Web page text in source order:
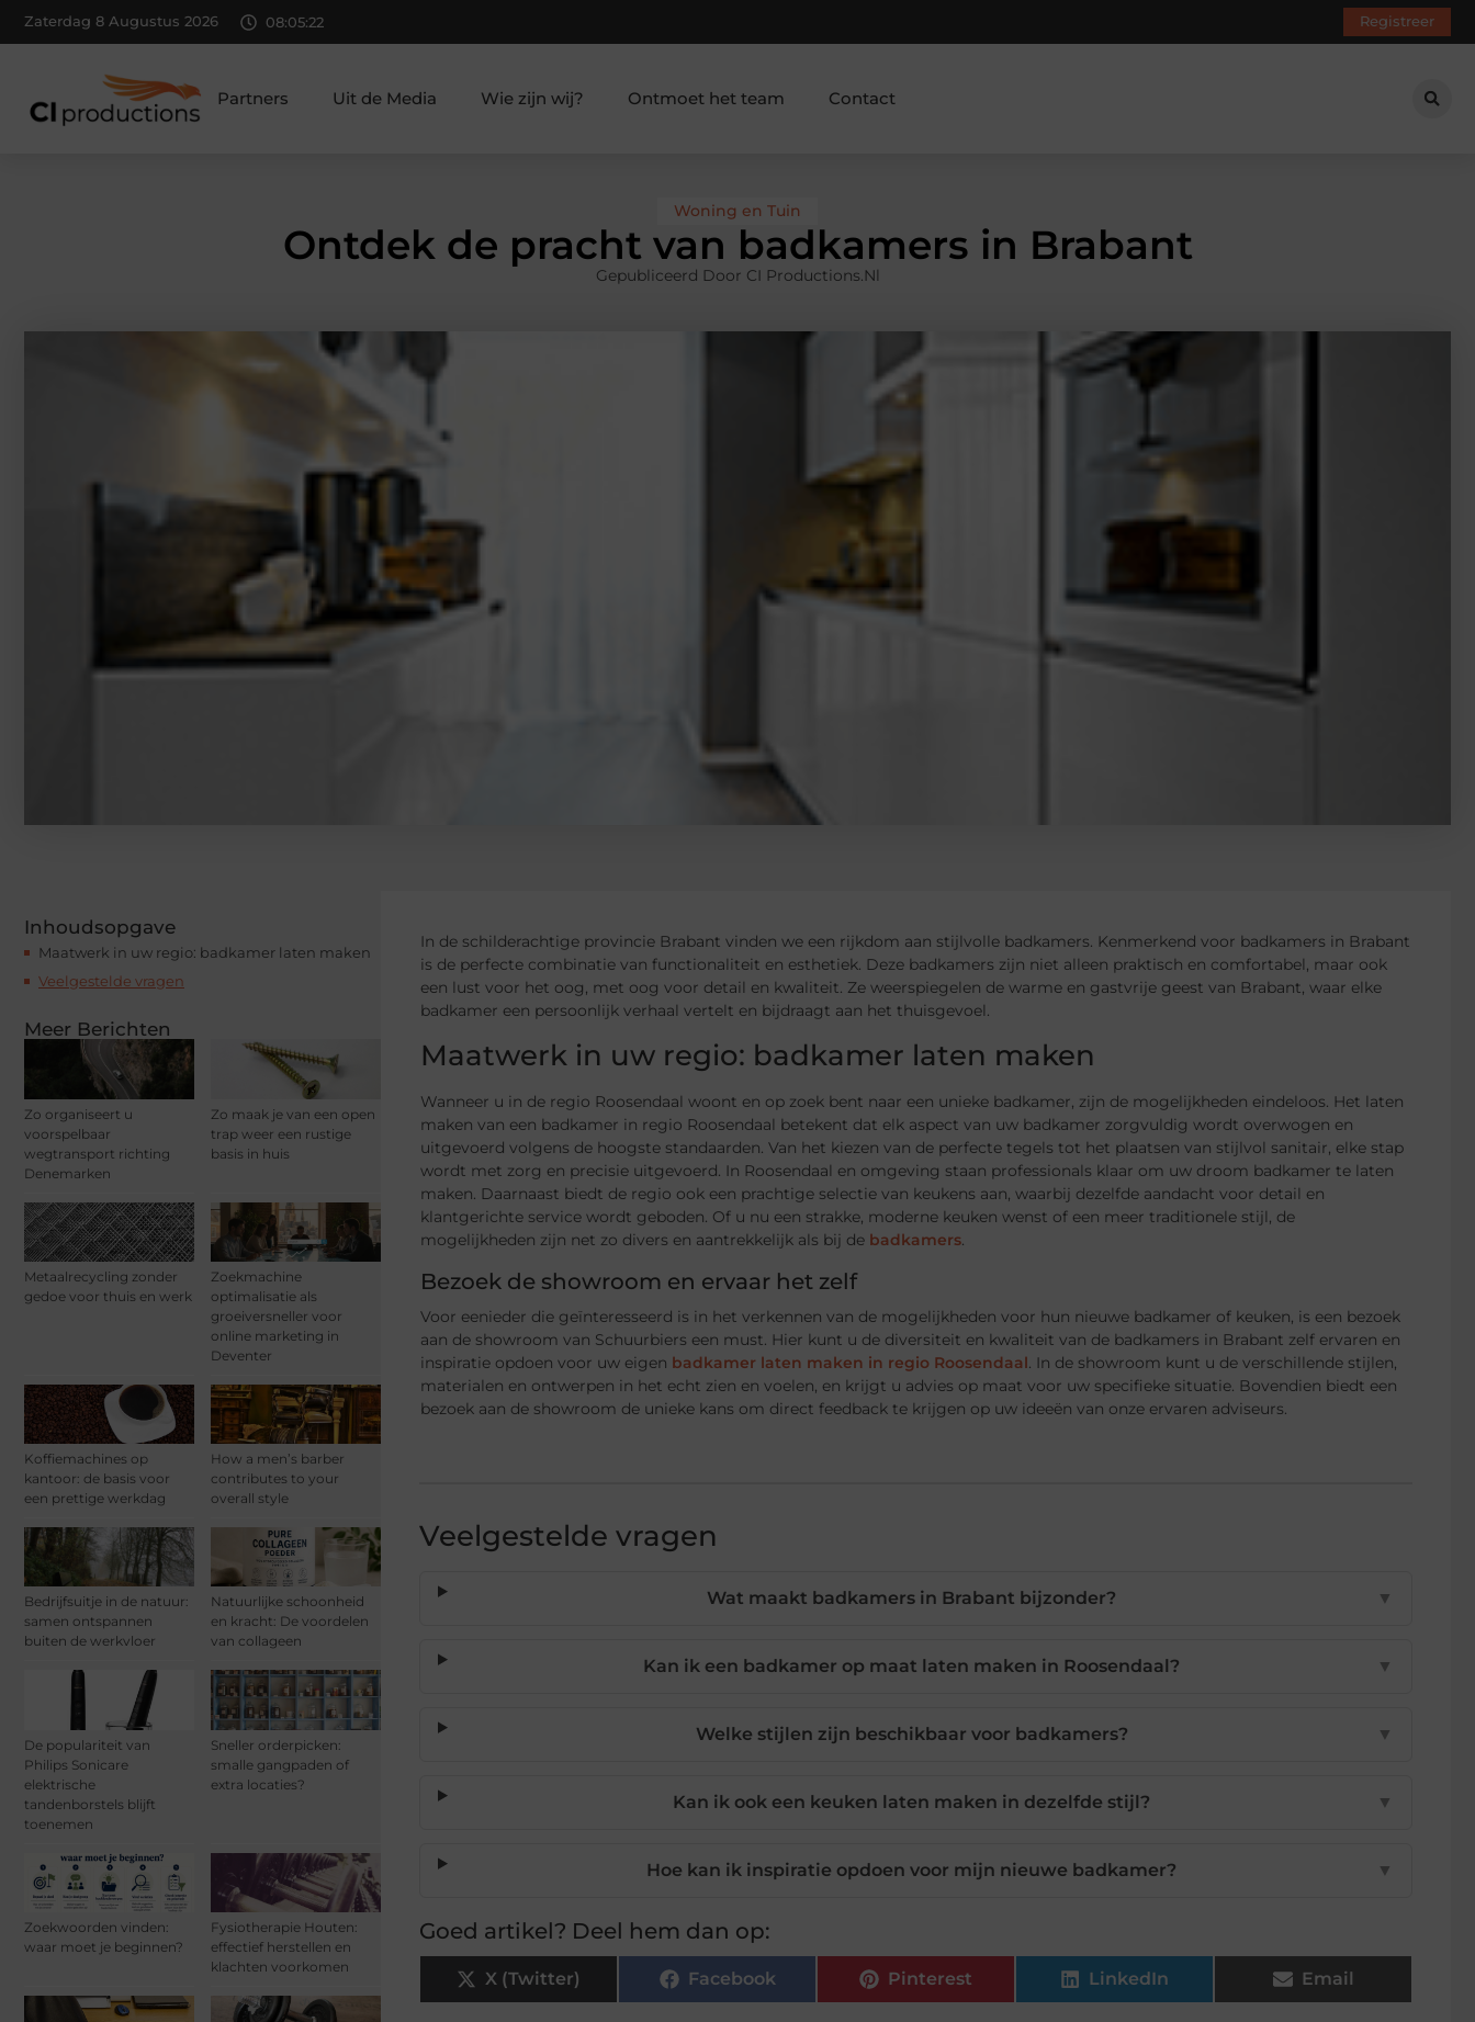
Zaterdag 8 Augustus 2026 08:05:24 Registreer
Partners Uit de Media Wie zijn wij? Ontmoet het team Contact
Woning en Tuin
Ontdek de pracht van badkamers in Brabant
Gepubliceerd Door CI Productions.nl
Inhoudsopgave
Maatwerk in uw regio: badkamer laten maken
Veelgestelde vragen
Meer Berichten
Zo organiseert u
voorspelbaar
wegtransport richting
Denemarken
Zo maak je van een open
trap weer een rustige
basis in huis
Metaalrecycling zonder
gedoe voor thuis en werk
Zoekmachine
optimalisatie als
groeiversneller voor
online marketing in
Deventer
Koffiemachines op
kantoor: de basis voor
een prettige werkdag
How a men’s barber
contributes to your
overall style
Bedrijfsuitje in de natuur:
samen ontspannen
buiten de werkvloer
Natuurlijke schoonheid
en kracht: De voordelen
van collageen
De populariteit van
Philips Sonicare
elektrische
tandenborstels blijft
toenemen
Sneller orderpicken:
smalle gangpaden of
extra locaties?
Zoekwoorden vinden:
waar moet je beginnen?
Fysiotherapie Houten:
effectief herstellen en
klachten voorkomen
In de schilderachtige provincie Brabant vinden we een rijkdom aan stijlvolle badkamers. Kenmerkend voor badkamers in Brabant
is de perfecte combinatie van functionaliteit en esthetiek. Deze badkamers zijn niet alleen praktisch en comfortabel, maar ook
een lust voor het oog, met oog voor detail en kwaliteit. Ze weerspiegelen de warme en gastvrije geest van Brabant, waar elke
badkamer een persoonlijk verhaal vertelt en bijdraagt aan het thuisgevoel.
Maatwerk in uw regio: badkamer laten maken
Wanneer u in de regio Roosendaal woont en op zoek bent naar een unieke badkamer, zijn de mogelijkheden eindeloos. Het laten
maken van een badkamer in regio Roosendaal betekent dat elk aspect van uw badkamer zorgvuldig wordt overwogen en
uitgevoerd volgens de hoogste standaarden. Van het kiezen van de perfecte tegels tot het plaatsen van stijlvol sanitair, elke stap
wordt met zorg en precisie uitgevoerd. In Roosendaal en omgeving staan professionals klaar om uw droom badkamer te laten
maken. Daarnaast biedt de regio ook een prachtige selectie van keukens aan, waarbij dezelfde aandacht voor detail en
klantgerichte service wordt geboden. Of u nu een strakke, moderne keuken wenst of een meer traditionele stijl, de
mogelijkheden zijn net zo divers en aantrekkelijk als bij de badkamers.
Bezoek de showroom en ervaar het zelf
Voor eenieder die geïnteresseerd is in het verkennen van de mogelijkheden voor hun nieuwe badkamer of keuken, is een bezoek
aan de showroom van Schuurbiers een must. Hier kunt u de diversiteit en kwaliteit van de badkamers in Brabant zelf ervaren en
inspiratie opdoen voor uw eigen badkamer laten maken in regio Roosendaal. In de showroom kunt u de verschillende stijlen,
materialen en ontwerpen in het echt zien en voelen, en krijgt u advies op maat voor uw specifieke situatie. Bovendien biedt een
bezoek aan de showroom de unieke kans om direct feedback te krijgen op uw ideeën van onze ervaren adviseurs.
Veelgestelde vragen
Wat maakt badkamers in Brabant bijzonder? ▼
Kan ik een badkamer op maat laten maken in Roosendaal? ▼
Welke stijlen zijn beschikbaar voor badkamers? ▼
Kan ik ook een keuken laten maken in dezelfde stijl? ▼
Hoe kan ik inspiratie opdoen voor mijn nieuwe badkamer? ▼
Goed artikel? Deel hem dan op:
X (Twitter) Facebook Pinterest LinkedIn Email